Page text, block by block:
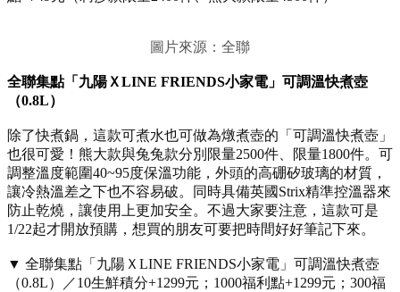
圖片來源：全聯
全聯集點「九陽ＸLINE FRIENDS小家電」可調溫快煮壺
（0.8L）
除了快煮鍋，這款可煮水也可做為燉煮壺的「可調溫快煮壺」
也很可愛！熊大款與兔兔款分別限量2500件、限量1800件。可
調整溫度範圍40~95度保溫功能，外頭的高硼矽玻璃的材質，
讓冷熱溫差之下也不容易破。同時具備英國Strix精準控溫器來
防止乾燒，讓使用上更加安全。不過大家要注意，這款可是
1/22起才開放預購，想買的朋友可要把時間好好筆記下來。
▼ 全聯集點「九陽ＸLINE FRIENDS小家電」可調溫快煮壺
（0.8L）／10生鮮積分+1299元；1000福利點+1299元；300福